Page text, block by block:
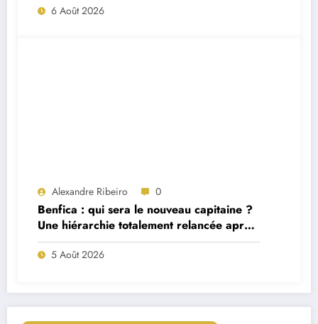
6 Août 2026
Alexandre Ribeiro 0
Benfica : qui sera le nouveau capitaine ?
Une hiérarchie totalement relancée après
deux départs majeurs
5 Août 2026